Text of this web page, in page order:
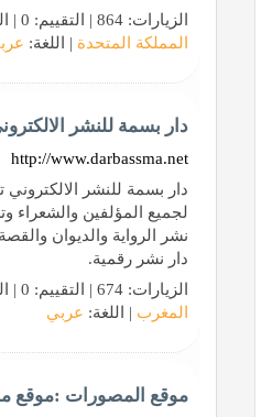
الزيارات: 864 | التقييم: 0 | المقيّمين: 0 | الدولة:
المملكة المتحدة | اللغة:
دار بسمة للنشر
http://www.darbassma.net
دار بسمة للنشر
لجميع المؤلفين والشعراء
نشر الرواية والديوان
دار نشر رقمية.
الزيارات: 674 | التقييم: 0 | المقيّمين: 0 | الدولة:
المغرب | اللغة: عربي
موقع المصورات :موقع